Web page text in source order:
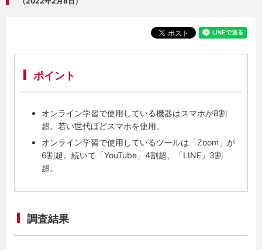
ポイント
オンライン学習で使用している機器はスマホが8割
超。若い世代ほどスマホを使用。
オンライン学習で使用しているツールは「Zoom」が
6割超。続いて「YouTube」4割超、「LINE」3割
超。
調査結果